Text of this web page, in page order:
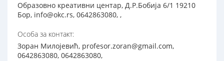
Образовно креативни центар, Д.Р.Бобија 6/1 19210
Бор, info@okc.rs, 0642863080, ,
Особа за контакт:
Зоран Милојевић, profesor.zoran@gmail.com,
0642863080, 0642863080,